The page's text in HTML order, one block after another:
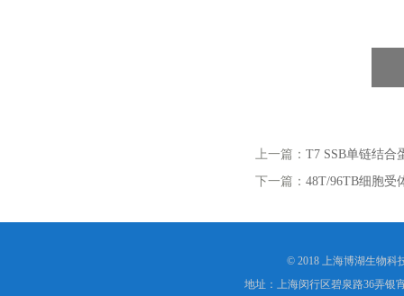
上一篇： T7 SSB单链结合
下一篇： 48T/96TB细胞受
© 2018 上海博湖生物科
地址：上海闵行区碧泉路36弄银